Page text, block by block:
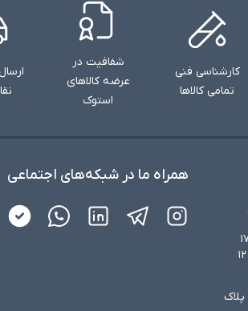
کارشناسی فنی
تمامی کالاها
شفافیت در
عرضه کالاهای
استوک
از ساعت ۸:۳۰ صبح تا ۱۷
عصر و پنجشنبه‌ها از ساعت ۸:۳۰ صبح تا ۱۲
پلاک
همراه ما در شبکه‌های اجتماعی